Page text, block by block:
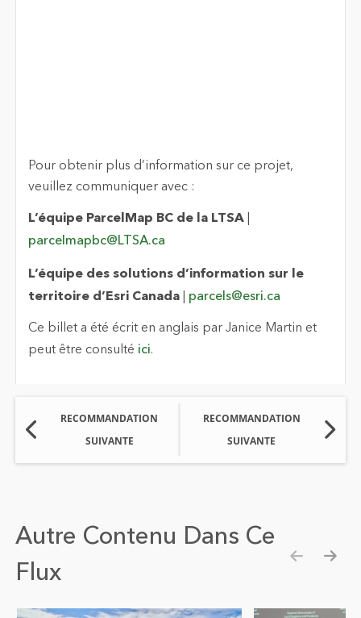
Pour obtenir plus d’information sur ce projet,
veuillez communiquer avec :
L’équipe ParcelMap BC de la LTSA|
parcelmapbc@LTSA.ca
L’équipe des solutions d’information sur le
territoire d’Esri Canada| parcels@esri.ca
Ce billet a été écrit en anglais par Janice Martin et
peut être consulté ici.
RECOMMANDATION
SUIVANTE
RECOMMANDATION
SUIVANTE
Autre Contenu Dans Ce
Flux